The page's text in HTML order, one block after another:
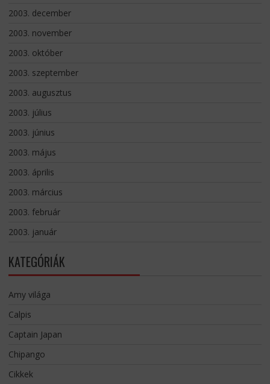
2003. december
2003. november
2003. október
2003. szeptember
2003. augusztus
2003. július
2003. június
2003. május
2003. április
2003. március
2003. február
2003. január
KATEGÓRIÁK
Amy világa
Calpis
Captain Japan
Chipango
Cikkek